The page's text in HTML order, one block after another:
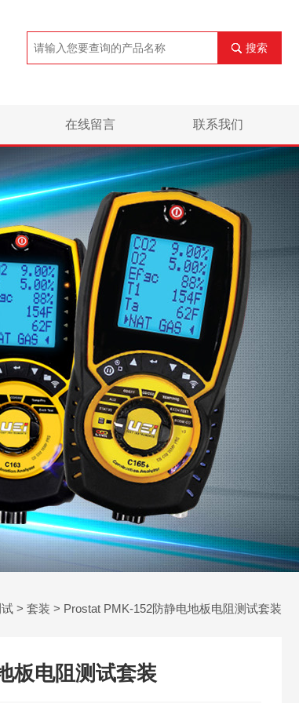
搜索
在线留言 联系我们
> 套装 > Prostat PMK-152防静电地板电阻测试套装
板电阻测试套装